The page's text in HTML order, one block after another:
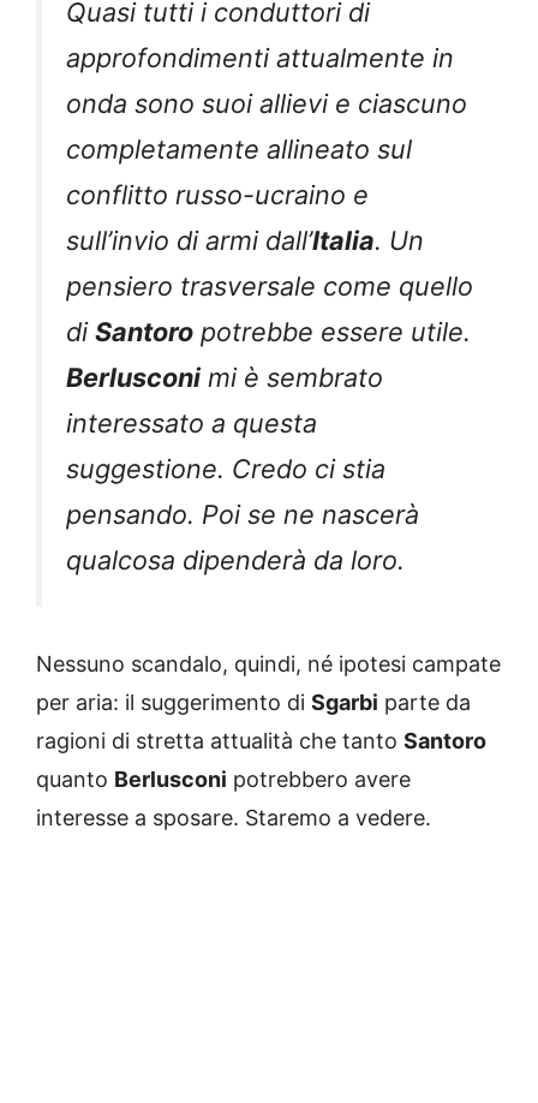
Quasi tutti i conduttori di
approfondimenti attualmente in
onda sono suoi allievi e ciascuno
completamente allineato sul
conflitto russo-ucraino e
sull’invio di armi dall’Italia. Un
pensiero trasversale come quello
diSantoro potrebbe essere utile.
Berlusconimi è sembrato
interessato a questa
suggestione. Credo ci stia
pensando. Poi se ne nascerà
qualcosa dipenderà da loro.
Nessuno scandalo, quindi, né ipotesi campate
per aria: il suggerimento di Sgarbi parte da
ragioni di stretta attualità che tanto Santoro
quanto Berlusconi potrebbero avere
interesse a sposare. Staremo a vedere.